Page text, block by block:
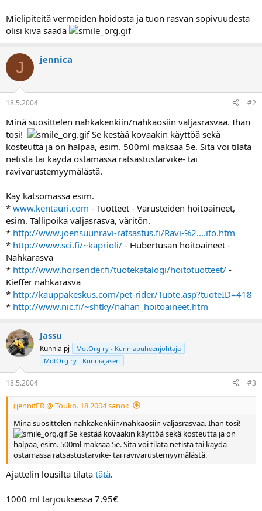
Mielipiteitä vermeiden hoidosta ja tuon rasvan sopivuudesta
olisi kiva saada
J jennica
18.5.2004 #2
Minä suosittelen nahkakenkiin/nahkaosiin valjasrasvaa. Ihan
tosi!
Se kestää kovaakin käyttöä sekä
kosteutta ja on halpaa, esim. 500ml maksaa 5e. Sitä voi tilata
netistä tai käydä ostamassa ratsastustarvike- tai
ravivarustemyymälästä.
Käy katsomassa esim.
* www.kentauri.com - Tuotteet - Varusteiden hoitoaineet,
esim. Tallipoika valjasrasva, väritön.
* http://www.joensuunravi-ratsastus.fi/Ravi-%2....ito.htm
* http://www.sci.fi/~kaprioli/ - Hubertusan hoitoaineet -
Nahkarasva
* http://www.horserider.fi/tuotekatalogi/hoitotuotteet/ -
Kieffer nahkarasva
* http://kauppakeskus.com/pet-rider/Tuote.asp?tuoteID=418
* http://www.nic.fi/~shtky/nahan_hoitoaineet.htm
Jassu
Kunnia pj
MotOrg ry - Kunniapuheenjohtaja
MotOrg ry - Kunniajäsen
18.5.2004 #3
(jennifER @ Touko. 18 2004 sanoi:
Minä suosittelen nahkakenkiin/nahkaosiin valjasrasvaa. Ihan tosi!
Se kestää kovaakin käyttöä sekä kosteutta ja on
halpaa, esim. 500ml maksaa 5e. Sitä voi tilata netistä tai käydä
ostamassa ratsastustarvike- tai ravivarustemyymälästä.
Ajattelin lousilta tilata tätä.
1000 ml tarjouksessa 7,95€